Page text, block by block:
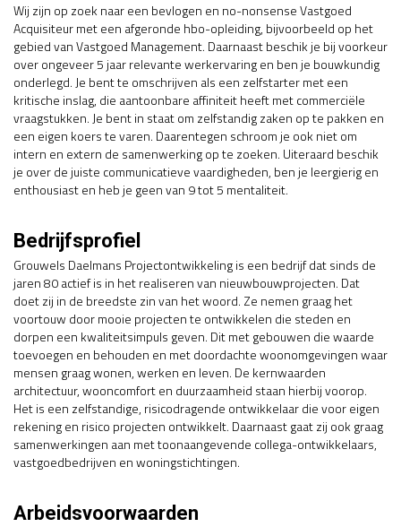
Wij zijn op zoek naar een bevlogen en no-nonsense Vastgoed
Acquisiteur met een afgeronde hbo-opleiding, bijvoorbeeld op het
gebied van Vastgoed Management. Daarnaast beschik je bij voorkeur
over ongeveer 5 jaar relevante werkervaring en ben je bouwkundig
onderlegd. Je bent te omschrijven als een zelfstarter met een
kritische inslag, die aantoonbare affiniteit heeft met commerciële
vraagstukken. Je bent in staat om zelfstandig zaken op te pakken en
een eigen koers te varen. Daarentegen schroom je ook niet om
intern en extern de samenwerking op te zoeken. Uiteraard beschik
je over de juiste communicatieve vaardigheden, ben je leergierig en
enthousiast en heb je geen van 9 tot 5 mentaliteit.
Bedrijfsprofiel
Grouwels Daelmans Projectontwikkeling is een bedrijf dat sinds de
jaren 80 actief is in het realiseren van nieuwbouwprojecten. Dat
doet zij in de breedste zin van het woord. Ze nemen graag het
voortouw door mooie projecten te ontwikkelen die steden en
dorpen een kwaliteitsimpuls geven. Dit met gebouwen die waarde
toevoegen en behouden en met doordachte woonomgevingen waar
mensen graag wonen, werken en leven. De kernwaarden
architectuur, wooncomfort en duurzaamheid staan hierbij voorop.
Het is een zelfstandige, risicodragende ontwikkelaar die voor eigen
rekening en risico projecten ontwikkelt. Daarnaast gaat zij ook graag
samenwerkingen aan met toonaangevende collega-ontwikkelaars,
vastgoedbedrijven en woningstichtingen.
Arbeidsvoorwaarden